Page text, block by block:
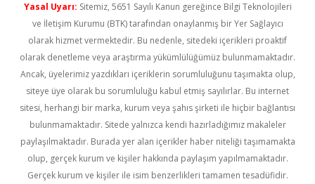
Yasal Uyarı: Sitemiz, 5651 Sayılı Kanun gereğince Bilgi Teknolojileri
ve İletişim Kurumu (BTK) tarafından onaylanmış bir Yer Sağlayıcı
olarak hizmet vermektedir. Bu nedenle, sitedeki içerikleri proaktif
olarak denetleme veya araştırma yükümlülüğümüz bulunmamaktadır.
Ancak, üyelerimiz yazdıkları içeriklerin sorumluluğunu taşımakta olup,
siteye üye olarak bu sorumluluğu kabul etmiş sayılırlar. Bu internet
sitesi, herhangi bir marka, kurum veya şahıs şirketi ile hiçbir bağlantısı
bulunmamaktadır. Sitede yalnızca kendi hazırladığımız makaleler
paylaşılmaktadır. Burada yer alan içerikler haber niteliği taşımamakta
olup, gerçek kurum ve kişiler hakkında paylaşım yapılmamaktadır.
Gerçek kurum ve kişiler ile isim benzerlikleri tamamen tesadüfidir.